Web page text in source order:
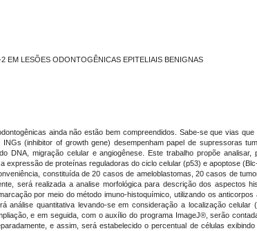
EM LESÕES ODONTOGÊNICAS EPITELIAIS BENIGNAS
ainda não estão bem compreendidos. Sabe-se que vias
(inhibitor of growth gene) desempenham papel de supressoras
DNA, migração celular e angiogênese. Este trabalho propõe analisar,
de proteínas reguladoras do ciclo celular (p53) e apoptose
constituída de 20 casos de ameloblastomas, 20 casos de
será realizada a analise morfológica para descrição dos aspectos
por meio do método imuno-histoquímico, utilizando os anticorpos
análise quantitativa levando-se em consideração a localização celular
e em seguida, com o auxílio do programa ImageJ®, serão
e assim, será estabelecido o percentual de células exibindo